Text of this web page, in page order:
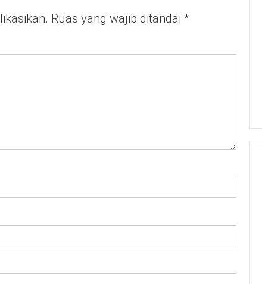
Ruas yang wajib ditandai *